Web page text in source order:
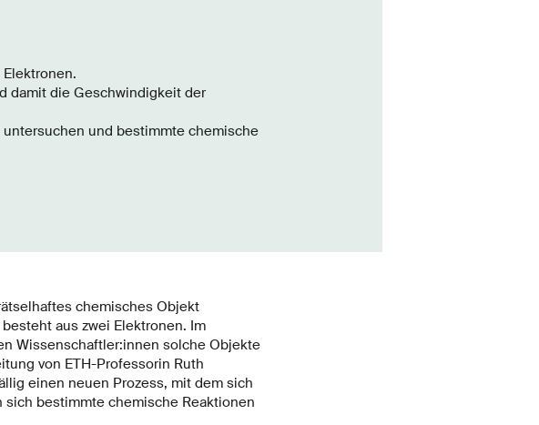
damit die Geschwindigkeit der
und bestimmte chemische
chemisches Objekt
aus zwei Elektronen. Im
Wissenschaftler:innen solche Objekte
von ETH-Professorin Ruth
einen neuen Prozess, mit dem sich
bestimmte chemische Reaktionen